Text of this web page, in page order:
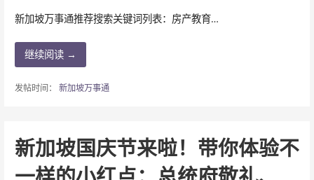
新加坡万事通推荐搜索关键词列表：房产教育…
继续阅读 →
发帖时间： 新加坡万事通
新加坡国庆节来啦！带你体验不